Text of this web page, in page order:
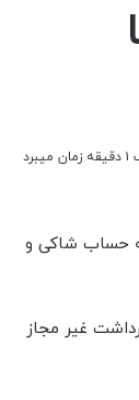
حساب شاکی و
غیر مجاز